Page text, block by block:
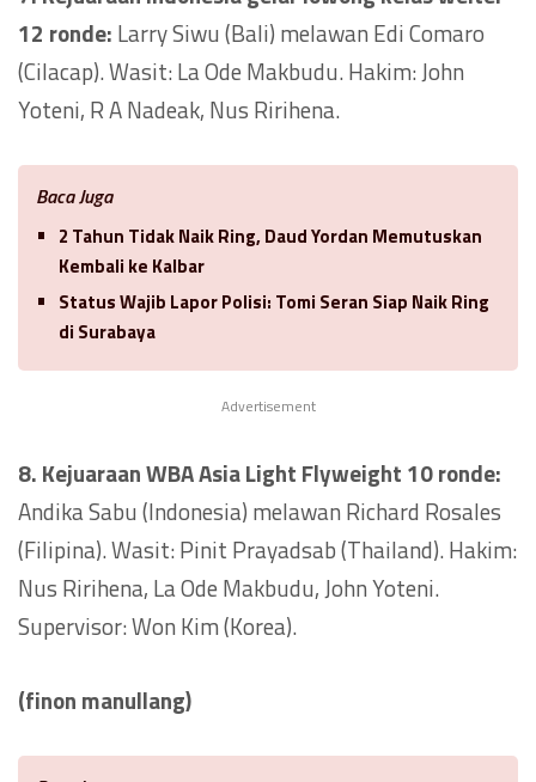
12 ronde: Larry Siwu (Bali) melawan Edi Comaro
(Cilacap). Wasit: La Ode Makbudu. Hakim: John
Yoteni, R A Nadeak, Nus Ririhena.
Baca Juga
2 Tahun Tidak Naik Ring, Daud Yordan Memutuskan
Kembali ke Kalbar
Status Wajib Lapor Polisi: Tomi Seran Siap Naik Ring
di Surabaya
Advertisement
8. Kejuaraan WBA Asia Light Flyweight 10 ronde:
Andika Sabu (Indonesia) melawan Richard Rosales
(Filipina). Wasit: Pinit Prayadsab (Thailand). Hakim:
Nus Ririhena, La Ode Makbudu, John Yoteni.
Supervisor: Won Kim (Korea).
(finon manullang)